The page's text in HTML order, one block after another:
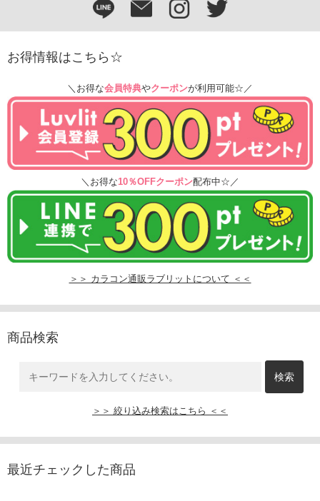
お得情報はこちら☆
＼お得な会員特典やクーポンが利用可能☆／
＼お得な10％OFFクーポン配布中☆／
＞＞ カラコン通販ラブリットについて ＜＜
商品検索
＞＞ 絞り込み検索はこちら ＜＜
最近チェックした商品